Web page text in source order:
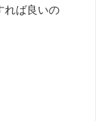
れば良いの